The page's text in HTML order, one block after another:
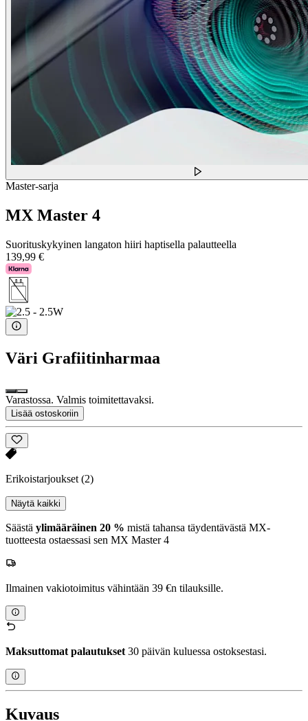
Master-sarja
MX Master 4
Suorituskykyinen langaton hiiri haptisella palautteella
139,99 €
Väri Grafiitinharmaa
Varastossa. Valmis toimitettavaksi.
Lisää ostoskoriin
Erikoistarjoukset (2)
Näytä kaikki
Säästä ylimääräinen 20 % mistä tahansa täydentävästä MX-
tuotteesta ostaessasi sen MX Master 4
Ilmainen vakiotoimitus vähintään 39 €n tilauksille.
Maksuttomat palautukset30 päivän kuluessa ostoksestasi.
Kuvaus